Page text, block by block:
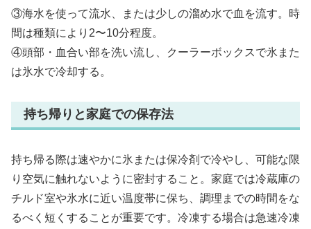
③海水を使って流水、または少しの溜め水で血を流す。時
間は種類により2〜10分程度。
④頭部・血合い部を洗い流し、クーラーボックスで氷また
は氷水で冷却する。
持ち帰りと家庭での保存法
持ち帰る際は速やかに氷または保冷剤で冷やし、可能な限
り空気に触れないように密封すること。家庭では冷蔵庫の
チルド室や氷水に近い温度帯に保ち、調理までの時間をな
るべく短くすることが重要です。冷凍する場合は急速冷凍